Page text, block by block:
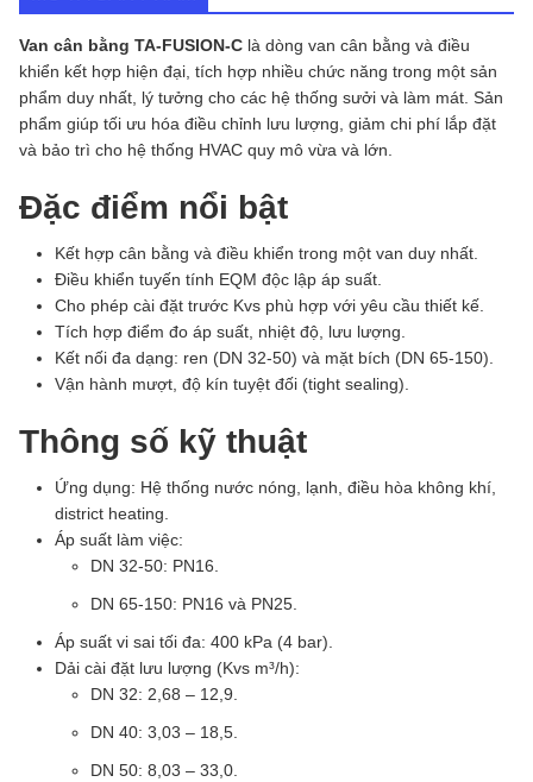
Van cân bằng TA-FUSION-C là dòng van cân bằng và điều
khiển kết hợp hiện đại, tích hợp nhiều chức năng trong một sản
phẩm duy nhất, lý tưởng cho các hệ thống sưởi và làm mát. Sản
phẩm giúp tối ưu hóa điều chỉnh lưu lượng, giảm chi phí lắp đặt
và bảo trì cho hệ thống HVAC quy mô vừa và lớn.
Đặc điểm nổi bật
Kết hợp cân bằng và điều khiển trong một van duy nhất.
Điều khiển tuyến tính EQM độc lập áp suất.
Cho phép cài đặt trước Kvs phù hợp với yêu cầu thiết kế.
Tích hợp điểm đo áp suất, nhiệt độ, lưu lượng.
Kết nối đa dạng: ren (DN 32-50) và mặt bích (DN 65-150).
Vận hành mượt, độ kín tuyệt đối (tight sealing).
Thông số kỹ thuật
Ứng dụng: Hệ thống nước nóng, lạnh, điều hòa không khí,
district heating.
Áp suất làm việc:
DN 32-50: PN16.
DN 65-150: PN16 và PN25.
Áp suất vi sai tối đa: 400 kPa (4 bar).
Dải cài đặt lưu lượng (Kvs m³/h):
DN 32: 2,68 – 12,9.
DN 40: 3,03 – 18,5.
DN 50: 8,03 – 33,0.